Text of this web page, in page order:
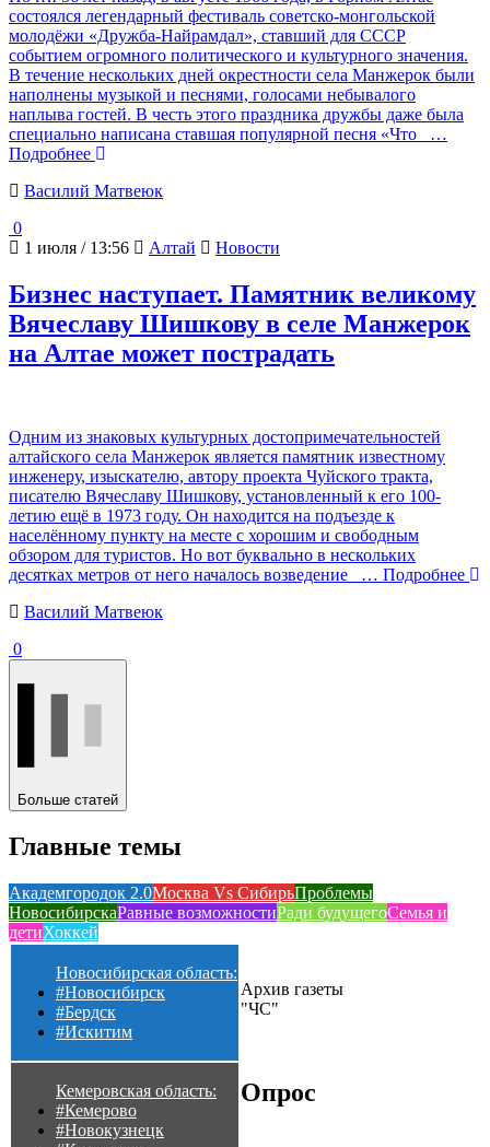
состоялся легендарный фестиваль советско-монгольской
молодёжи «Дружба-Найрамдал», ставший для СССР
событием огромного политического и культурного значения.
В течение нескольких дней окрестности села Манжерок были
наполнены музыкой и песнями, голосами небывалого
наплыва гостей. В честь этого праздника дружбы даже была
специально написана ставшая популярной песня «Что
…
Подробнее
Василий Матвеюк
0
1 июля / 13:56
Алтай Новости
Бизнес наступает. Памятник великому
Вячеславу Шишкову в селе Манжерок
на Алтае может пострадать
Одним из знаковых культурных достопримечательностей
алтайского села Манжерок является памятник известному
инженеру, изыскателю, автору проекта Чуйского тракта,
писателю Вячеславу Шишкову, установленный к его 100-
летию ещё в 1973 году. Он находится на подъезде к
населённому пункту на месте с хорошим и свободным
обзором для туристов. Но вот буквально в нескольких
десятках метров от него началось возведение
… Подробнее
Василий Матвеюк
0
Больше статей
Главные темы
Академгородок 2.0Москва Vs СибирьПроблемы
НовосибирскаРавные возможностиРади будущегоСемья и
детиХоккей
Новосибирская область:
#Новосибирск
#Бердск
#Искитим
Кемеровская область:
#Кемерово
#Новокузнецк
Архив газеты
"ЧС"
Опрос